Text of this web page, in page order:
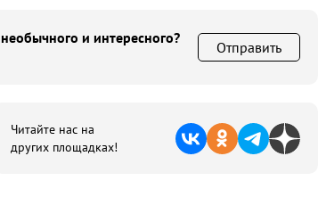
и интересного?
Отправить
Читайте нас на
других площадках!